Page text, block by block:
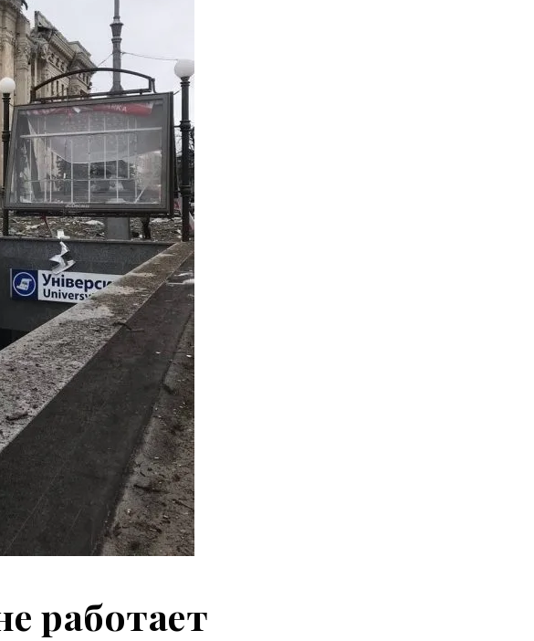
работает